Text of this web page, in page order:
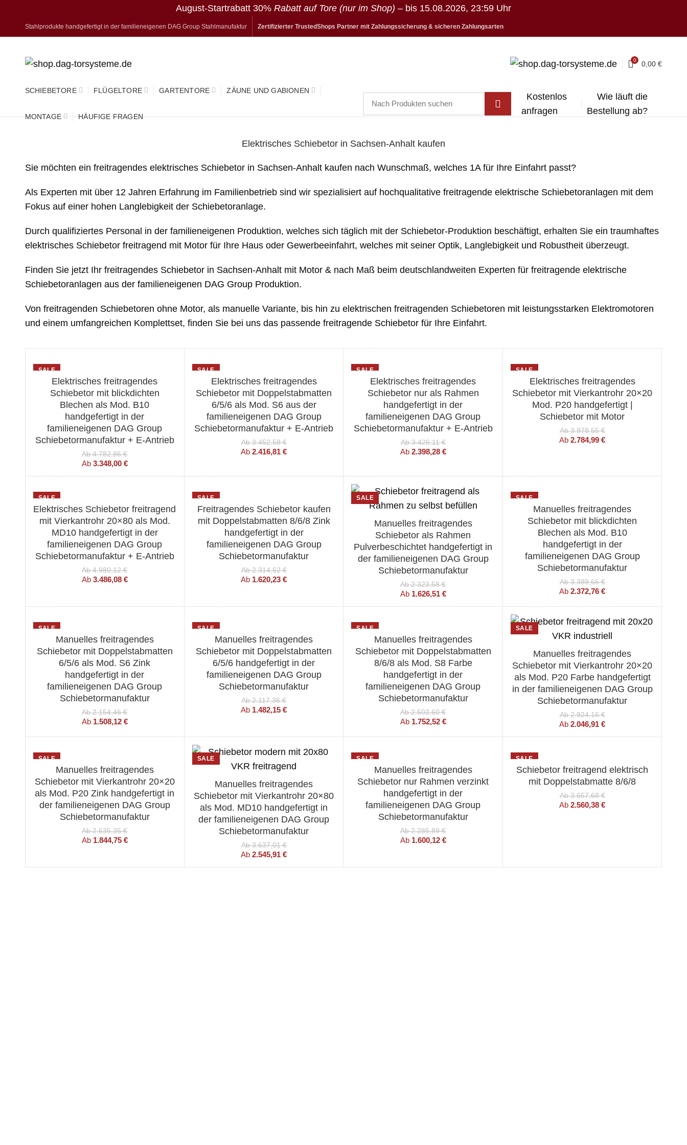
Stahlprodukte handgefertigt in der familieneigenen DAG Group Stahlmanufaktur Zertifizierter TrustedShops Partner mit Zahlungssicherung & sicheren Zahlungsarten
0 0,00€
SCHIEBETORE FLÜGELTORE GARTENTORE ZÄUNE UND GABIONEN
MONTAGE HÄUFIGE FRAGEN
Kostenlos
anfragen
Wie läuft die
Bestellung ab?
Elektrisches Schiebetor in Sachsen-Anhalt kaufen
Sie möchten ein freitragendes elektrisches Schiebetor in Sachsen-Anhalt kaufen nach Wunschmaß, welches 1A für Ihre Einfahrt passt?
Als Experten mit über 12 Jahren Erfahrung im Familienbetrieb sind wir spezialisiert auf hochqualitative freitragende elektrische Schiebetoranlagen mit dem
Fokus auf einer hohen Langlebigkeit der Schiebetoranlage.
Durch qualifiziertes Personal in der familieneigenen Produktion, welches sich täglich mit der Schiebetor-Produktion beschäftigt, erhalten Sie ein traumhaftes
elektrisches Schiebetor freitragend mit Motor für Ihre Haus oder Gewerbeeinfahrt, welches mit seiner Optik, Langlebigkeit und Robustheit überzeugt.
Finden Sie jetzt Ihr freitragendes Schiebetor in Sachsen-Anhalt mit Motor & nach Maß beim deutschlandweiten Experten für freitragende elektrische
Schiebetoranlagen aus der familieneigenen DAG Group Produktion.
Von freitragenden Schiebetoren ohne Motor, als manuelle Variante, bis hin zu elektrischen freitragenden Schiebetoren mit leistungsstarken Elektromotoren
und einem umfangreichen Komplettset, finden Sie bei uns das passende freitragende Schiebetor für Ihre Einfahrt.
SALE
WÄHLEN SIE EINE OPTION
Elektrisches freitragendes
Schiebetor mit blickdichten
Blechen als Mod. B10
handgefertigt in der
familieneigenen DAG Group
Schiebetormanufaktur + E-Antrieb
Ab4.782,86€
Ab 3.348,00 €
SALE
WÄHLEN SIE EINE OPTION
Elektrisches freitragendes
Schiebetor mit Doppelstabmatten
6/5/6 als Mod. S6 aus der
familieneigenen DAG Group
Schiebetormanufaktur + E-Antrieb
Ab3.452,58€
Ab2.416,81€
SALE
WÄHLEN SIE EINE OPTION
Elektrisches freitragendes
Schiebetor nur als Rahmen
handgefertigt in der
familieneigenen DAG Group
Schiebetormanufaktur + E-Antrieb
Ab3.426,11€
Ab 2.398,28 €
SALE
WÄHLEN SIE EINE OPTION
Elektrisches freitragendes
Schiebetor mit Vierkantrohr 20×20
Mod. P20 handgefertigt |
Schiebetor mit Motor
Ab3.978,55€
Ab2.784,99€
SALE
WÄHLEN SIE EINE OPTION
Elektrisches Schiebetor freitragend
mit Vierkantrohr 20×80 als Mod.
MD10 handgefertigt in der
familieneigenen DAG Group
Schiebetormanufaktur + E-Antrieb
Ab4.980,12€
Ab 3.486,08 €
SALE
WÄHLEN SIE EINE OPTION
Freitragendes Schiebetor kaufen
mit Doppelstabmatten 8/6/8 Zink
handgefertigt in der
familieneigenen DAG Group
Schiebetormanufaktur
Ab2.314,62€
Ab 1.620,23€
SALE
WÄHLEN SIE EINE OPTION
Manuelles freitragendes
Schiebetor als Rahmen
Pulverbeschichtet handgefertigt in
der familieneigenen DAG Group
Schiebetormanufaktur
Ab2.323,58€
Ab 1.626,51 €
SALE
WÄHLEN SIE EINE OPTION
Manuelles freitragendes
Schiebetor mit blickdichten
Blechen als Mod. B10
handgefertigt in der
familieneigenen DAG Group
Schiebetormanufaktur
Ab3.389,66€
Ab2.372,76€
SALE
WÄHLEN SIE EINE OPTION
Manuelles freitragendes
Schiebetor mit Doppelstabmatten
6/5/6 als Mod. S6 Zink
handgefertigt in der
familieneigenen DAG Group
Schiebetormanufaktur
Ab2.154,46€
Ab 1.508,12 €
SALE
WÄHLEN SIE EINE OPTION
Manuelles freitragendes
Schiebetor mit Doppelstabmatten
6/5/6 handgefertigt in der
familieneigenen DAG Group
Schiebetormanufaktur
Ab2.117,36€
Ab 1.482,15€
SALE
WÄHLEN SIE EINE OPTION
Manuelles freitragendes
Schiebetor mit Doppelstabmatten
8/6/8 als Mod. S8 Farbe
handgefertigt in der
familieneigenen DAG Group
Schiebetormanufaktur
Ab2.503,60€
Ab 1.752,52 €
SALE
WÄHLEN SIE EINE OPTION
Manuelles freitragendes
Schiebetor mit Vierkantrohr 20×20
als Mod. P20 Farbe handgefertigt
in der familieneigenen DAG Group
Schiebetormanufaktur
Ab2.924,16€
Ab2.046,91€
SALE
WÄHLEN SIE EINE OPTION
Manuelles freitragendes
Schiebetor mit Vierkantrohr 20×20
als Mod. P20 Zink handgefertigt in
der familieneigenen DAG Group
Schiebetormanufaktur
Ab2.635,35€
Ab 1.844,75 €
SALE
WÄHLEN SIE EINE OPTION
Manuelles freitragendes
Schiebetor mit Vierkantrohr 20×80
als Mod. MD10 handgefertigt in
der familieneigenen DAG Group
Schiebetormanufaktur
Ab3.637,01€
Ab2.545,91€
SALE
WÄHLEN SIE EINE OPTION
Manuelles freitragendes
Schiebetor nur Rahmen verzinkt
handgefertigt in der
familieneigenen DAG Group
Schiebetormanufaktur
Ab2.285,89€
Ab 1.600,12 €
SALE
WÄHLEN SIE EINE OPTION
Schiebetor freitragend elektrisch
mit Doppelstabmatte 8/6/8
Ab3.657,68€
Ab2.560,38€
August-Startrabatt 30% Rabatt auf Tore (nur im Shop) – bis 15.08.2026, 23:59 Uhr